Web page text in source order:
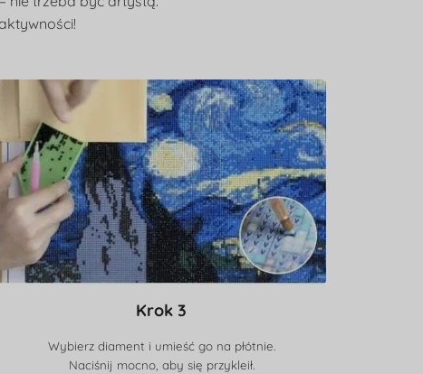
Krok 3
Wybierz diament i umieść go na płótnie.
Naciśnij mocno, aby się przykleił.